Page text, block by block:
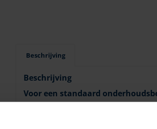
Beschrijving
Beschrijving
Voor een standaard